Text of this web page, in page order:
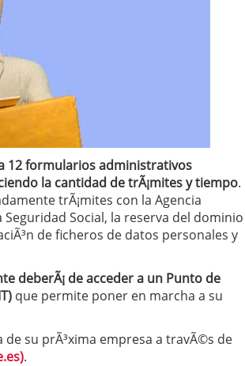
ventajas reales para pymes
cuando trabajas por cuenta propia
12 formularios administrativos
la cantidad de trÃ¡mites y tiempo.
trÃ¡mites con la Agencia
Social, la reserva del dominio
de ficheros de datos personales y
deberÃ¡ de acceder a un Punto de
que permite poner en marcha a su
su prÃ³xima empresa a travÃ©s de
.